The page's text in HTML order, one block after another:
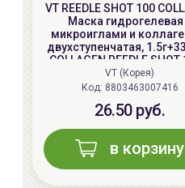
VT REEDLE SHOT 100
Маска гидрогелевая
микроиглами и
двухступенчатая,
COLLAGEN REEDLE SHOT
Step Hydrogel Mask
VT (Корея)
Код: 8803463007416
26.50 руб.
в корзину